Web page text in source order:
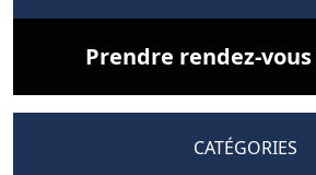
Prendre rendez-
CATÉGORIES